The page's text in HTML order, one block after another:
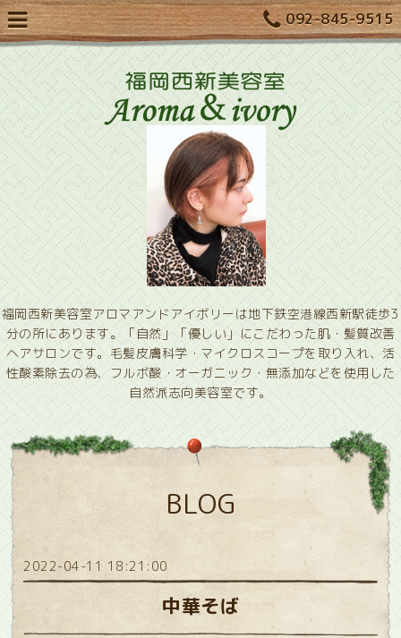
092-845-9515
福岡西新美容室アロマアンドアイボリーは地下鉄空港線西新駅徒歩3
分の所にあります。「自然」「優しい」にこだわった肌・髪質改善
ヘアサロンです。毛髪皮膚科学・マイクロスコープを取り入れ、活
性酸素除去の為、フルボ酸・オーガニック・無添加などを使用した
自然派志向美容室です。
BLOG
2022-04-11 18:21:00
中華そば